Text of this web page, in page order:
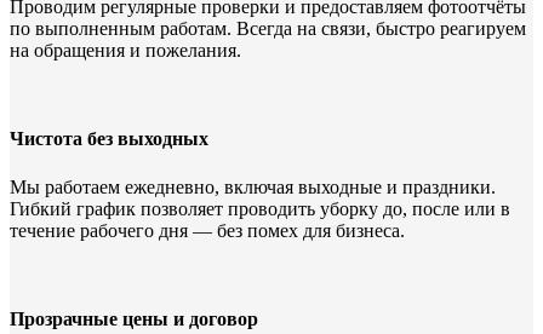
Проводим регулярные проверки и предоставляем фотоотчёты
по выполненным работам. Всегда на связи, быстро реагируем
на обращения и пожелания.
Чистота без выходных
Мы работаем ежедневно, включая выходные и праздники.
Гибкий график позволяет проводить уборку до, после или в
течение рабочего дня — без помех для бизнеса.
Прозрачные цены и договор